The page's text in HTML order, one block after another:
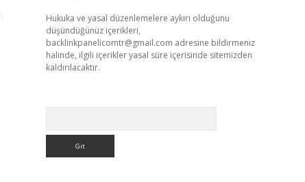
Hukuka ve yasal düzenlemelere aykırı olduğunu
düşündüğünüz içerikleri,
backlinkpanelicomtr@gmail.com adresine bildirmeniz
halinde, ilgili içerikler yasal süre içerisinde sitemizden
kaldırılacaktır.